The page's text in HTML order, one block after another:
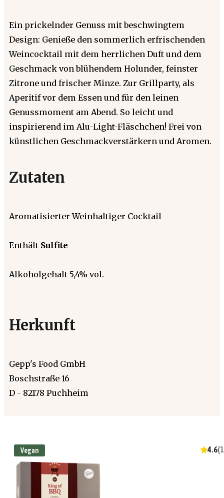
Ein prickelnder Genuss mit beschwingtem
Design: Genieße den sommerlich erfrischenden
Weincocktail mit dem herrlichen Duft und dem
Geschmack von blühendem Holunder, feinster
Zitrone und frischer Minze. Zur Grillparty, als
Aperitif vor dem Essen und für den leinen
Genussmoment am Abend. So leicht und
inspirierend im Alu-Light-Fläschchen! Frei von
künstlichen Geschmackverstärkern und Aromen.
Zutaten
Aromatisierter Weinhaltiger Cocktail
Enthält Sulfite
Alkoholgehalt 5,4% vol.
Herkunft
Gepp's Food GmbH
Boschstraße 16
D - 82178 Puchheim
Vegan 4.6(